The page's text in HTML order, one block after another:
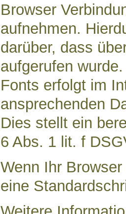
Browser
aufnehmen.
darüber, dass
aufgerufen
Fonts erfolgt im
ansprechenden
Dies stellt ein
6 Abs. 1 lit. f
Wenn Ihr
eine